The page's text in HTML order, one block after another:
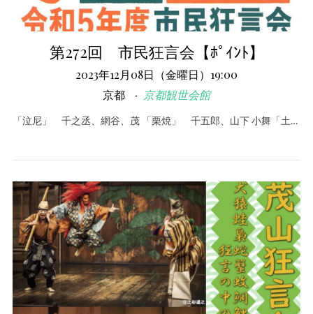
第272回 市民狂言会【ﾎﾟｲﾝﾄ】
2023年12月08日（金曜日）19:00
京都
京都観世会館
「泣尼」 千之丞、網谷、茂 「栗焼」 千五郎、山下 小舞「土…